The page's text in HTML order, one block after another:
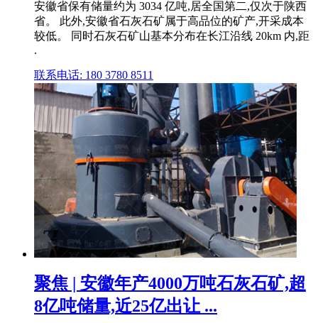
安徽省保有储量约为 3034 亿吨,居全国第二,仅次于陕西
省。 此外,安徽省石灰石矿属于高品位的矿产,开采成本
较低。 同时石灰石矿山基本分布在长江沿线 20km 内,距
.
联系电话: 180 3780 8511
聚焦 | 安徽年产4000万吨石灰石矿,超
8亿吨储量,近25亿出让 ...